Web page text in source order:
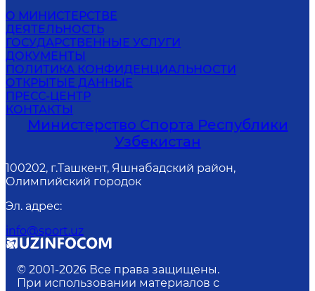
О МИНИСТЕРСТВЕ
ДЕЯТЕЛЬНОСТЬ
ГОСУДАРСТВЕННЫЕ УСЛУГИ
ДОКУМЕНТЫ
ПОЛИТИКА КОНФИДЕНЦИАЛЬНОСТИ
ОТКРЫТЫЕ ДАННЫЕ
ПРЕСС-ЦЕНТР
КОНТАКТЫ
Министерство Спорта Республики
Узбекистан
100202, г.Ташкент, Яшнабадский район,
Олимпийский городок
Эл. адрес:
info@sport.uz
© 2001-2026 Все права защищены.
При использовании материалов с